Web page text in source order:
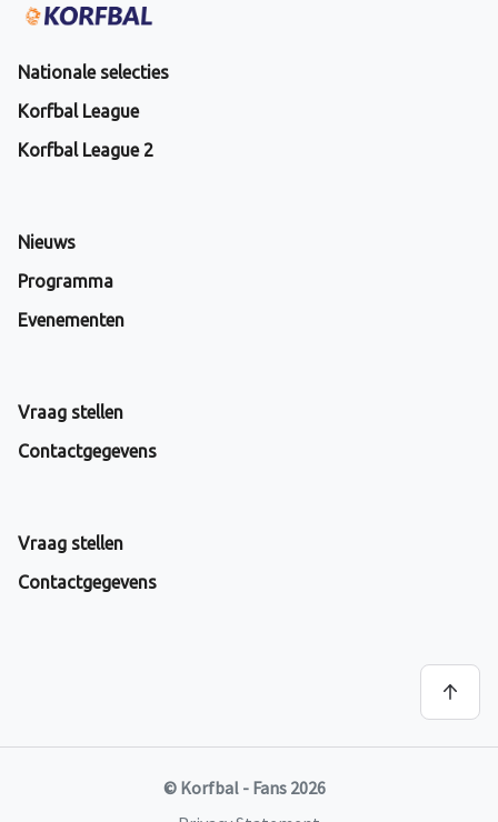
Nationale selecties
Korfbal League
Korfbal League 2
Nieuws
Programma
Evenementen
Vraag stellen
Contactgegevens
Vraag stellen
Contactgegevens
© Korfbal - Fans 2026